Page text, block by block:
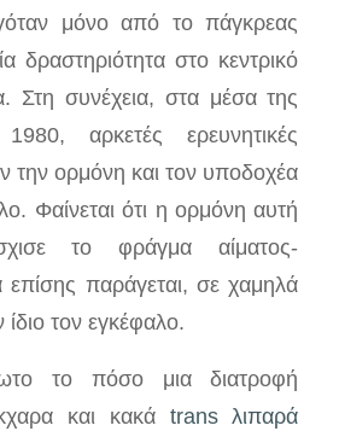
μόνο από το πάγκρεας
δραστηριότητα στο κεντρικό
Στη συνέχεια, στα μέσα της
αρκετές ερευνητικές
την ορμόνη και τον υποδοχέα
Φαίνεται ότι η ορμόνη αυτή
το φράγμα αίματος-
παράγεται, σε χαμηλά
τον εγκέφαλο.
το πόσο μια διατροφή
και κακά trans λιπαρά